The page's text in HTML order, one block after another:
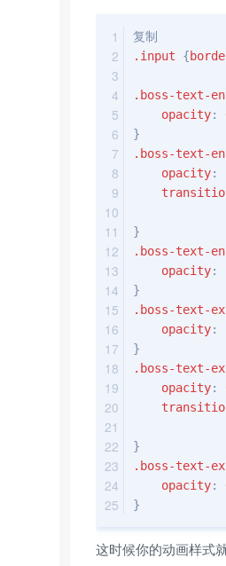
复制
.input {
.boss-text-
opacity:
}
.boss-text-
opacity:
}
.boss-text-
opacity:
}
.boss-text-
opacity:
}
.boss-text-
opacity:
}
.boss-text-
opacity:
}
这时候你的动画样式